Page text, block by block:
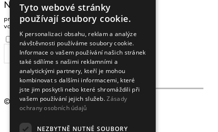
NEWSLETTER
pro zasílání zpráv a novinek zadejte prosím
vaši e-mailovou adresu
Souhlasím se zpracováním osobních údajů
ODEBÍRAT
© 2009 - 2026Crystalex CZ, s.r.o.
Tyto webové stránky
používají soubory cookie.
K personalizaci obsahu, reklam a analýze
návštěvnosti používáme soubory cookie.
Informace o vašem používání našich stránek
také sdílíme s našimi reklamními a
analytickými partnery, kteří je mohou
kombinovat s dalšími informacemi, které
jste jim poskytli nebo které shromáždili při
vašem používání jejich služeb.Zásady
ochrany osobních údajů
NEZBYTNĚ NUTNÉ SOUBORY